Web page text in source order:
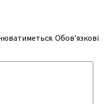
Обов’язкові